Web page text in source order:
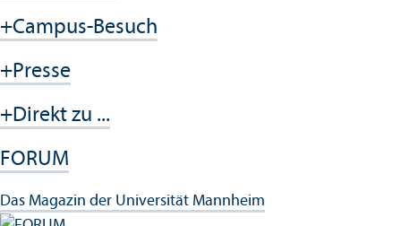
+Campus-Besuch
+Presse
+Direkt zu ...
FORUM
Das Magazin der Universität Mannheim